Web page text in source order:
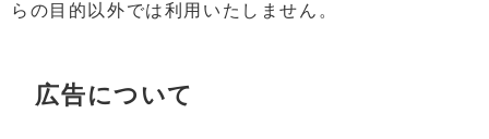
らの目的以外では利用いたしません。
広告について